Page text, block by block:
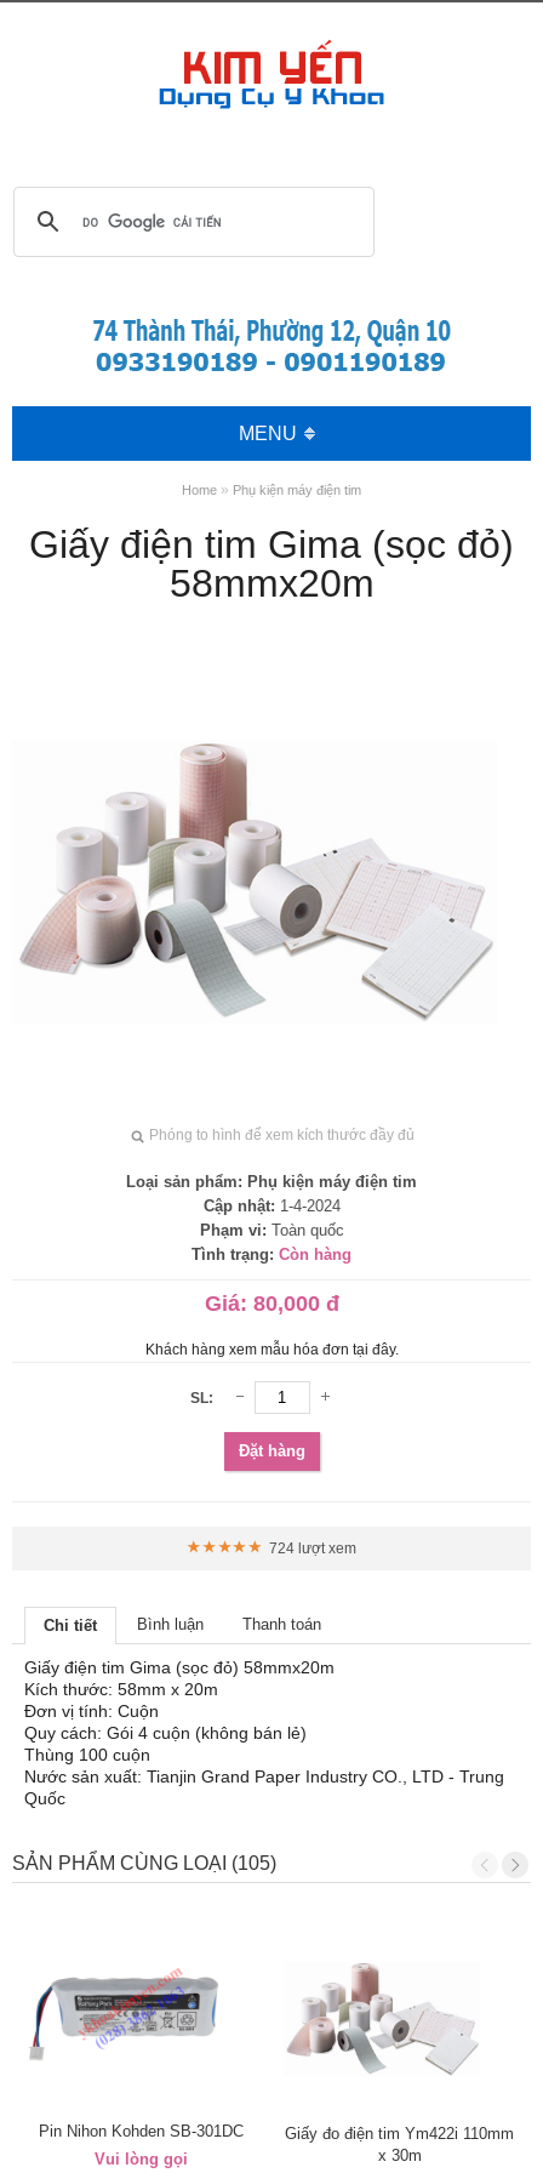
MENU
Home » Phụ kiện máy điện tim
Giấy điện tim Gima (sọc đỏ)
58mmx20m
Phóng to hình để xem kích thước đầy đủ
Loại sản phẩm: Phụ kiện máy điện tim
Cập nhật: 1-4-2024
Phạm vi: Toàn quốc
Tình trạng: Còn hàng
Giá: 80,000 đ
Khách hàng xem mẫu hóa đơn tại đây.
SL:
Đặt hàng
724 lượt xem
Chi tiết Bình luận Thanh toán
Giấy điện tim Gima (sọc đỏ) 58mmx20m
Kích thước: 58mm x 20m
Đơn vị tính: Cuộn
Quy cách: Gói 4 cuộn (không bán lẻ)
Thùng 100 cuộn
Nước sản xuất: Tianjin Grand Paper Industry CO., LTD - Trung
Quốc
SẢN PHẨM CÙNG LOẠI (105)
Pin Nihon Kohden SB-301DC
Vui lòng gọi
Giấy đo điện tim Ym422i 110mm
x 30m